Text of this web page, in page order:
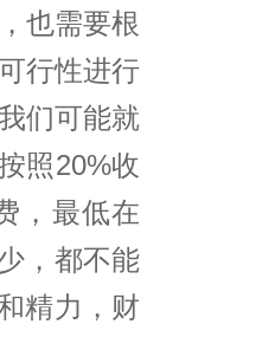
也需要根
行性进行
们可能就
照20%收
，最低在
，都不能
精力，财